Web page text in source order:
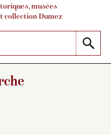
musées
collection Dumez